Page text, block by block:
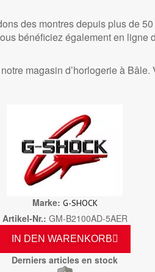
des montres depuis plus de
bénéficiez également en ligne
magasin d’horlogerie à
Marke G-SHOCK
Artikel-Nr. GM-B2100AD-5AER
IN DEN WARENKORB
Derniers articles en stock